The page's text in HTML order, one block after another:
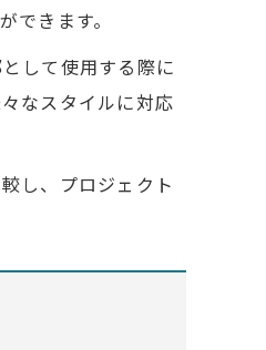
きます。
して使用する際に
なスタイルに対応
し、プロジェクト